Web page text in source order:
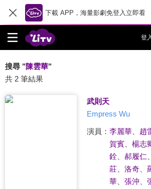
下載 APP，海量影劇免登入立即看
登
搜尋 "陳雲華"
共 2 筆結果
武則天
Empress Wu
演員： 李麗華、 趙
賀賓、 楊志
銓、 郝履仁
莊、 洛奇、
華、 張沖